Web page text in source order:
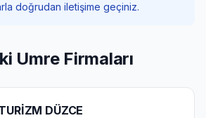
doğrudan iletişime geçiniz.
Umre Firmaları
DÜZCE